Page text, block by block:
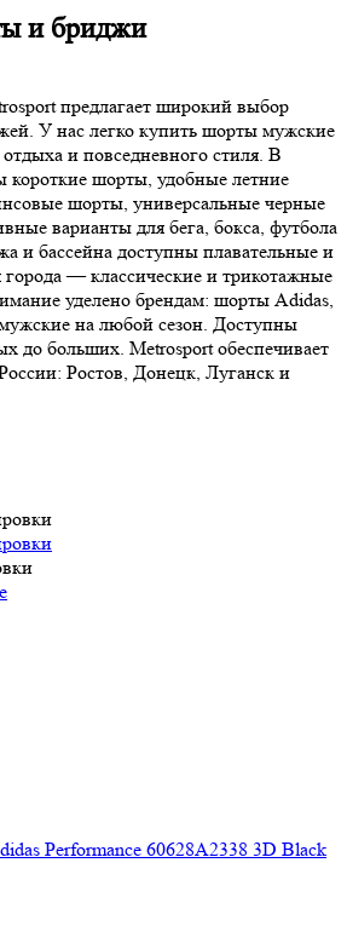
и бриджи
предлагает широкий выбор
У нас легко купить шорты мужские
и повседневного стиля. В
короткие шорты, удобные летние
шорты, универсальные черные
варианты для бега, бокса, футбола
и бассейна доступны плавательные и
— классические и трикотажные
уделено брендам: шорты Adidas,
на любой сезон. Доступны
до больших. Metrosport обеспечивает
Ростов, Донецк, Луганск и
Performance 60628A2338 3D Black